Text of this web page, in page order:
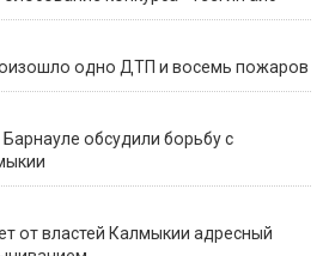
детей до 14 лет
25 августа на землях лесного фонда
граждан
к приёму гостей